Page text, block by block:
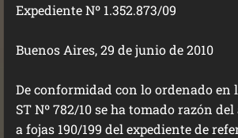
Expediente Nº 1.352.873/09
Buenos Aires, 29 de junio de 2010
De conformidad con lo ordenado en
ST Nº 782/10 se ha tomado razón
a fojas 190/199 del expediente de